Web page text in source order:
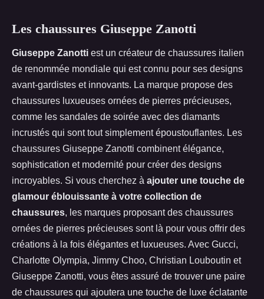
Les chaussures Giuseppe Zanotti
Giuseppe Zanotti est un créateur de chaussures italien
de renommée mondiale qui est connu pour ses designs
avant-gardistes et innovants. La marque propose des
chaussures luxueuses ornées de pierres précieuses,
comme les sandales de soirée avec des diamants
incrustés qui sont tout simplement époustouflantes. Les
chaussures Giuseppe Zanotti combinent élégance,
sophistication et modernité pour créer des designs
incroyables. Si vous cherchez à ajouter une touche de
glamour éblouissante à votre collection de
chaussures, les marques proposant des chaussures
ornées de pierres précieuses sont là pour vous offrir des
créations à la fois élégantes et luxueuses. Avec Gucci,
Charlotte Olympia, Jimmy Choo, Christian Louboutin et
Giuseppe Zanotti, vous êtes assuré de trouver une paire
de chaussures qui ajoutera une touche de luxe éclatante